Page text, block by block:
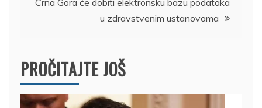
Crna Gora će dobiti elektronsku bazu podataka
u zdravstvenim ustanovama
PROČITAJTE JOŠ